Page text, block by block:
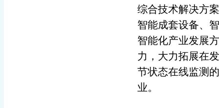
综合技术解决方
智能成套设备、
智能化产业发展
力，大力拓展在
节状态在线监测
业。